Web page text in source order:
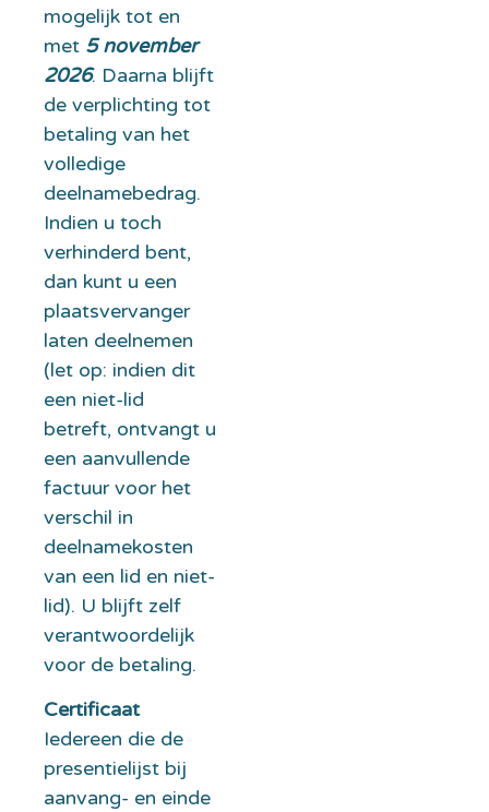
mogelijk tot en
met 5 november
2026. Daarna blijft
de verplichting tot
betaling van het
volledige
deelnamebedrag.
Indien u toch
verhinderd bent,
dan kunt u een
plaatsvervanger
laten deelnemen
(let op: indien dit
een niet-lid
betreft, ontvangt u
een aanvullende
factuur voor het
verschil in
deelnamekosten
van een lid en niet-
lid). U blijft zelf
verantwoordelijk
voor de betaling.
Certificaat
Iedereen die de
presentielijst bij
aanvang- en einde